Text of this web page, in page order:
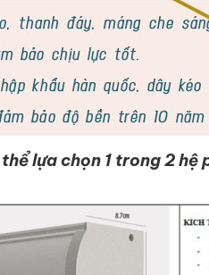
lựa chọn 1 trong 2 hệ